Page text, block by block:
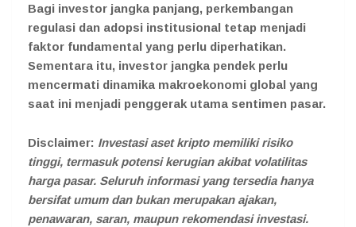
Bagi investor jangka panjang, perkembangan
regulasi dan adopsi institusional tetap menjadi
faktor fundamental yang perlu diperhatikan.
Sementara itu, investor jangka pendek perlu
mencermati dinamika makroekonomi global yang
saat ini menjadi penggerak utama sentimen pasar.
Disclaimer: Investasi aset kripto memiliki risiko
tinggi, termasuk potensi kerugian akibat volatilitas
harga pasar. Seluruh informasi yang tersedia hanya
bersifat umum dan bukan merupakan ajakan,
penawaran, saran, maupun rekomendasi investasi.